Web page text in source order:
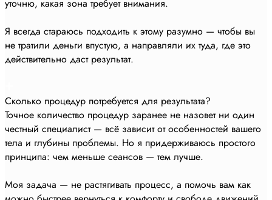
уточню, какая зона требует внимания.
Я всегда стараюсь подходить к этому разумно — чтобы вы
не тратили деньги впустую, а направляли их туда, где это
действительно даст результат.
Сколько процедур потребуется для результата?
Точное количество процедур заранее не назовет ни один
честный специалист — всё зависит от особенностей вашего
тела и глубины проблемы. Но я придерживаюсь простого
принципа: чем меньше сеансов — тем лучше.
Моя задача — не растягивать процесс, а помочь вам как